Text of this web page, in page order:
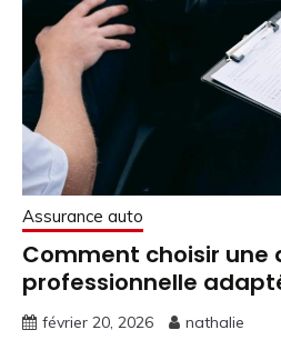
Assurance auto
Comment choisir une
professionnelle
février 20, 2026 nathalie